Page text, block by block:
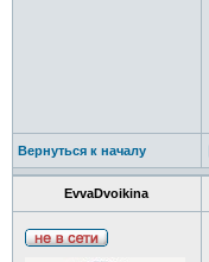
Вернуться к началу
EvvaDvoikina